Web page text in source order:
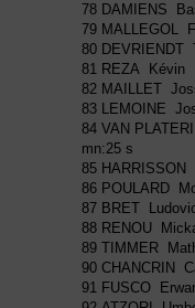
78 DAMIENS
79
80
81 REZA
82 MAILLET
83 LEMOINE
84 VAN
mn:25 s
85
86 POULARD
87 BRET
88 RENOU
89 TIMMER
90
91 FUSCO